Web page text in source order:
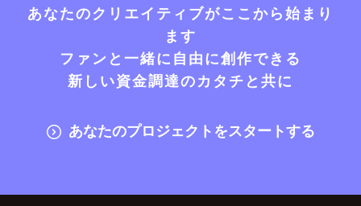
あなたのクリエイティブがここから始まり
ます
ファンと一緒に自由に創作できる
新しい資金調達のカタチと共に
あなたのプロジェクトをスタートする